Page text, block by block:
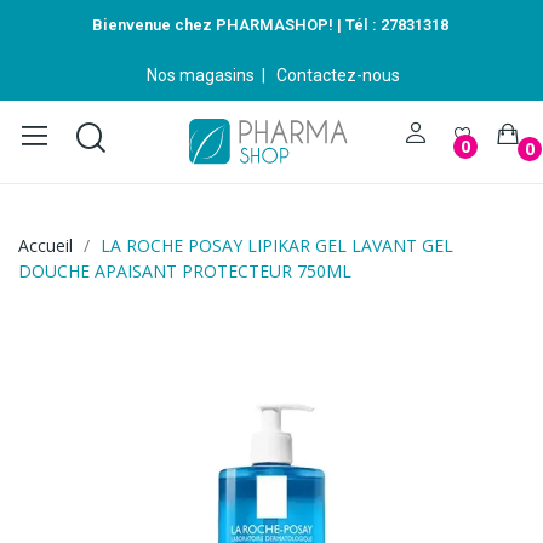
Bienvenue chez PHARMASHOP! | Tél : 27831318
Nos magasins Contactez-nous
0 0
Accueil
LA ROCHE POSAY LIPIKAR GEL LAVANT GEL
DOUCHE APAISANT PROTECTEUR 750ML